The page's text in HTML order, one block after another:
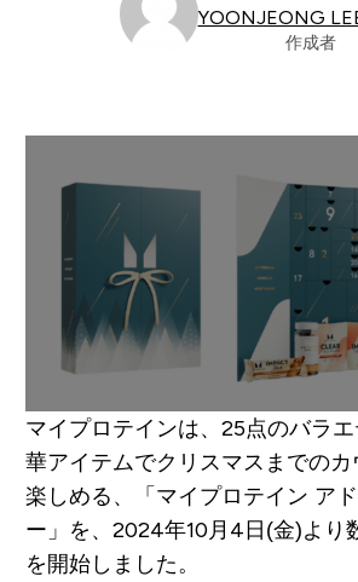
YOONJEONG
作成者
マイプロテインは、25点のバラ
華アイテムでクリスマスまでのカ
楽しめる、「マイプロテイン ア
ー」を、2024年10月4日(金)より
を開始しました。